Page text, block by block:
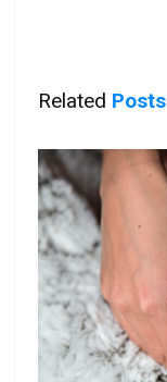
Related Posts